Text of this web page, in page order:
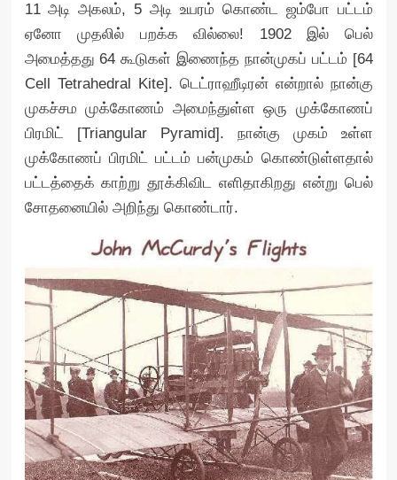
11 அடி அகலம், 5 அடி உயரம் கொண்ட ஜம்போ பட்டம்
ஏனோ முதலில் பறக்க வில்லை! 1902 இல் பெல்
அமைத்தது 64 கூடுகள் இணைந்த நான்முகப் பட்டம் [64
Cell Tetrahedral Kite]. டெட்ராஹீடிரன் என்றால் நான்கு
முகச்சம முக்கோணம் அமைந்துள்ள ஒரு முக்கோணப்
பிரமிட் [Triangular Pyramid]. நான்கு முகம் உள்ள
முக்கோணப் பிரமிட் பட்டம் பன்முகம் கொண்டுள்ளதால்
பட்டத்தைக் காற்று தூக்கிவிட எளிதாகிறது என்று பெல்
சோதனையில் அறிந்து கொண்டார்.